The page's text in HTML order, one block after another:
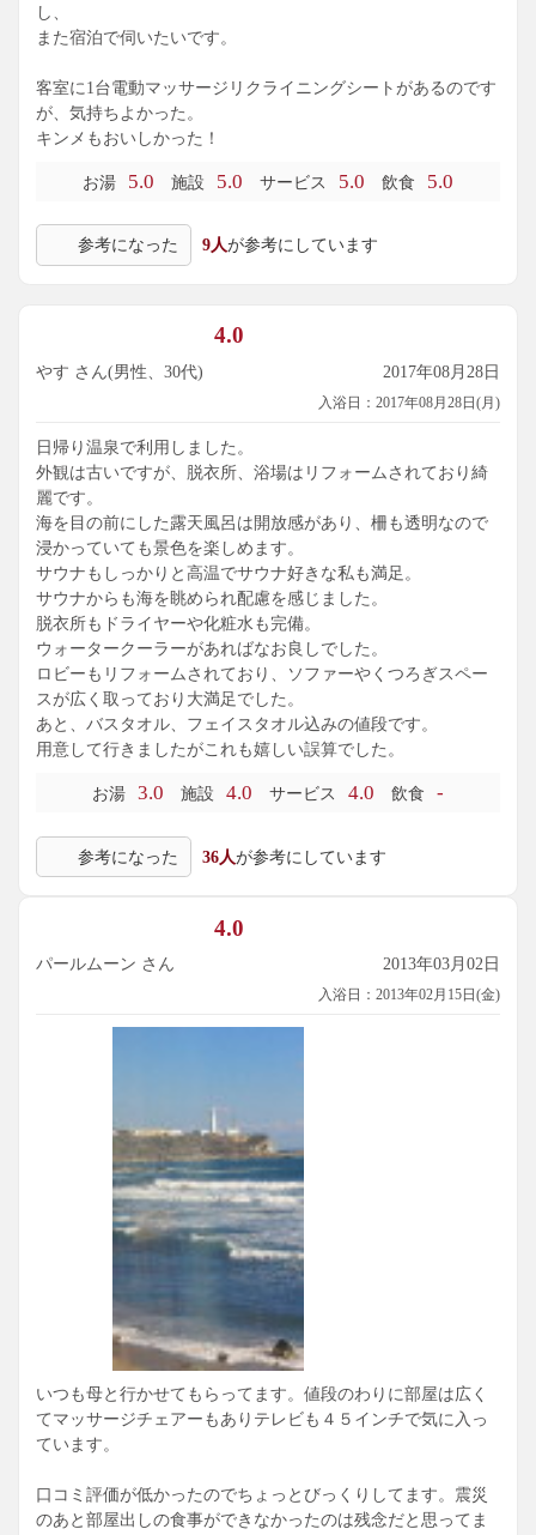
し、
また宿泊で伺いたいです。
客室に1台電動マッサージリクライニングシートがあるのです
が、気持ちよかった。
キンメもおいしかった！
お湯 5.0 施設 5.0 サービス 5.0 飲食 5.0
参考になった 9人が参考にしています
4.0
やす さん(男性、30代) 2017年08月28日
入浴日：2017年08月28日(月)
日帰り温泉で利用しました。
外観は古いですが、脱衣所、浴場はリフォームされており綺
麗です。
海を目の前にした露天風呂は開放感があり、柵も透明なので
浸かっていても景色を楽しめます。
サウナもしっかりと高温でサウナ好きな私も満足。
サウナからも海を眺められ配慮を感じました。
脱衣所もドライヤーや化粧水も完備。
ウォータークーラーがあればなお良しでした。
ロビーもリフォームされており、ソファーやくつろぎスペー
スが広く取っており大満足でした。
あと、バスタオル、フェイスタオル込みの値段です。
用意して行きましたがこれも嬉しい誤算でした。
お湯 3.0 施設 4.0 サービス 4.0 飲食 -
参考になった 36人が参考にしています
4.0
パールムーン さん 2013年03月02日
入浴日：2013年02月15日(金)
いつも母と行かせてもらってます。値段のわりに部屋は広く
てマッサージチェアーもありテレビも４５インチで気に入っ
ています。
口コミ評価が低かったのでちょっとびっくりしてます。震災
のあと部屋出しの食事ができなかったのは残念だと思ってま